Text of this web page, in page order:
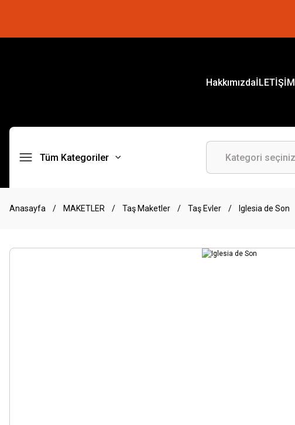
HakkımızdaİLETİŞİM
Tüm Kategoriler
Anasayfa MAKETLER Taş Maketler Taş Evler Iglesia de Son